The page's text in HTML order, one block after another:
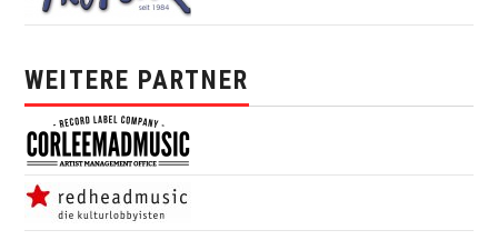
WEITERE PARTNER